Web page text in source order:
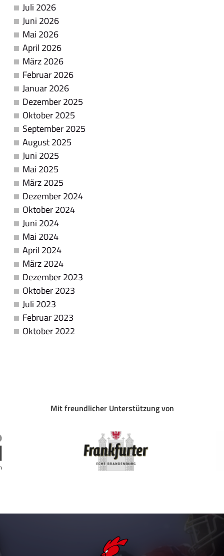
Juli 2026
Juni 2026
Mai 2026
April 2026
März 2026
Februar 2026
Januar 2026
Dezember 2025
Oktober 2025
September 2025
August 2025
Juni 2025
Mai 2025
März 2025
Dezember 2024
Oktober 2024
Juni 2024
Mai 2024
April 2024
März 2024
Dezember 2023
Oktober 2023
Juli 2023
Februar 2023
Oktober 2022
Mit freundlicher Unterstützung von